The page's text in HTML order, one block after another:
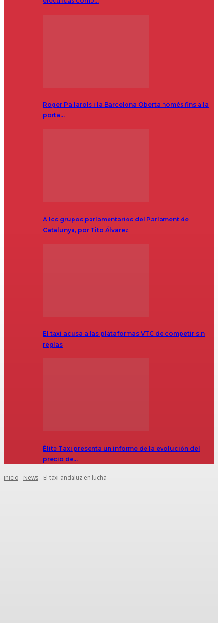
Roger Pallarols i la Barcelona Oberta només fins a la
porta…
A los grupos parlamentarios del Parlament de
Catalunya, por Tito Álvarez
El taxi acusa a las plataformas VTC de competir sin
reglas
Élite Taxi presenta un informe de la evolución del
precio de…
Inicio News El taxi andaluz en lucha